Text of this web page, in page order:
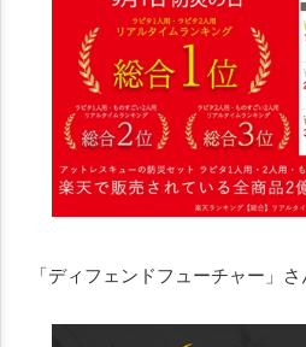
「ディフェンドフューチャー」